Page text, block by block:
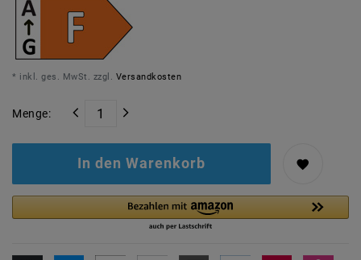
* inkl. ges. MwSt. zzgl. Versandkosten
Menge:
In den Warenkorb